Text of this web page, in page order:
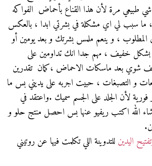
شي طبيعي مرة لأن هذا القناع بأحماض الفواكه
، ما سبب لي اي مشكلة في بشرتي ابدا ، بالعكس
المطلوب ، و ينعم ملمس بشرتك و بعد يومين أو
بشكل خفيف ، مهم جدا انك تداومين على
شوي بعد ماسكات الاحماض ،كمان تقدرين
و التصبغات ، حبيت اجربه على يديني بس ما
لأن الجلد على الجسم سميك .واعتقد في
الله اكتب ريفيو عنها بس احصل منتج حلو و
اليدينللتدوينة اللي تكلمت فيها عن روتيني